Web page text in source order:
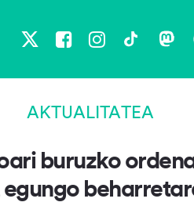
X Facebook
Instagram
TikTok
AKTUALITATEA
buruzko